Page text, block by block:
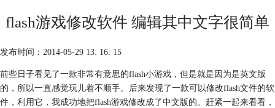
flash游戏修改软件 编辑其中文字很简单
发布时间：2014-05-29 13: 16: 15
前些日子看见了一款非常有意思的flash小游戏，但是就是因为是英文版
的，所以一直感觉玩儿着不顺手。后来发现了一款可以修改flash文件的软
件，利用它，我成功地把flash游戏修改成了中文版的。赶紧一起来看看，